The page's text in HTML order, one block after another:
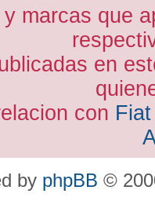
marcas que
en
con
by phpBB ©